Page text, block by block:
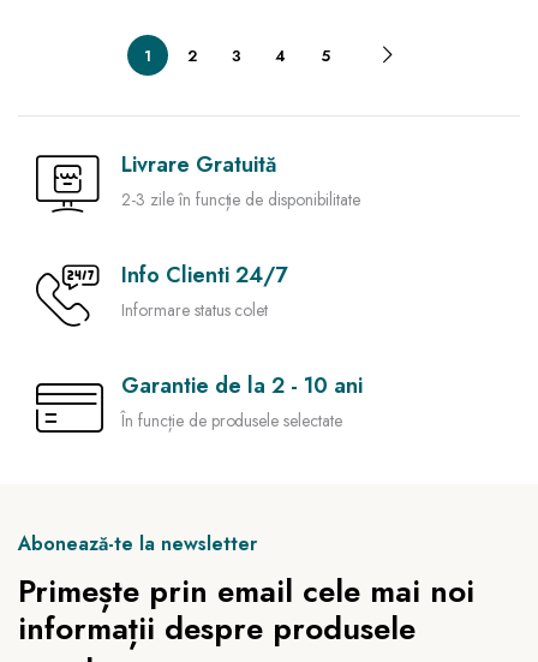
1 2 3 4 5
Livrare Gratuită
2-3 zile în funcție de disponibilitate
Info Clienti 24/7
Informare status colet
Garantie de la 2 - 10 ani
În funcție de produsele selectate
Abonează-te la newsletter
Primește prin email cele mai noi
informații despre produsele